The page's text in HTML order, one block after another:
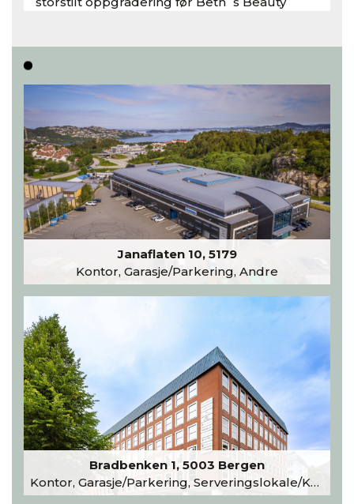
Les hele artikkelen
Janaflaten 10, 5179
Kontor, Garasje/Parkering, Andre
Bradbenken 1, 5003 Bergen
Kontor, Garasje/Parkering, Serveringslokale/Kantine, Undervisning/Arrangement